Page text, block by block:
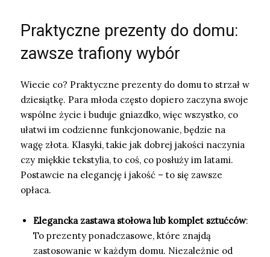
Praktyczne prezenty do domu:
zawsze trafiony wybór
Wiecie co? Praktyczne prezenty do domu to strzał w
dziesiątkę. Para młoda często dopiero zaczyna swoje
wspólne życie i buduje gniazdko, więc wszystko, co
ułatwi im codzienne funkcjonowanie, będzie na
wagę złota. Klasyki, takie jak dobrej jakości naczynia
czy miękkie tekstylia, to coś, co posłuży im latami.
Postawcie na elegancję i jakość – to się zawsze
opłaca.
Elegancka zastawa stołowa lub komplet sztućców:
To prezenty ponadczasowe, które znajdą
zastosowanie w każdym domu. Niezależnie od